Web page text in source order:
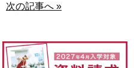
次の記事へ »